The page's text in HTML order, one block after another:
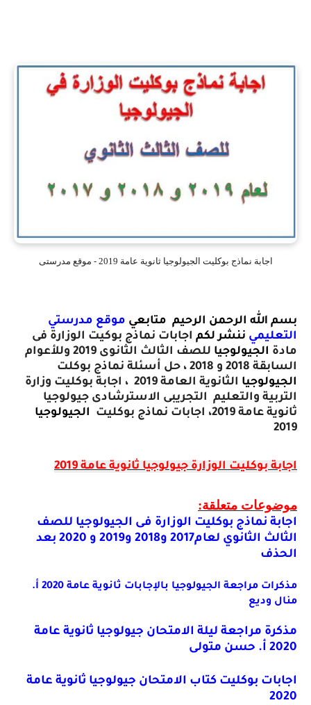
اجابة نماذج بوكليت الجيولوجيا ثانوية عامة 2019 - موقع مدرستى
بسم الله الرحمن الرحيم متابعي موقع مدرستي
التعليمي ننشر لكم اجابات نماذج بوكيت الوزارة فى
مادة الجيولوجيا
للصف الثالث الثانوى 2019 وللأعوام
السابقة 2018 و 2018 ، حل أسئلة نماذج بوكلت
الجيولوجيا الثانوية العامة 2019 ، اجابة بوكليت وزارة
التربية والتعليم التجريبى الاسترشادى جيولوجيا
ثانوية عامة 2019، اجابات نماذج بوكليت
الجيولوجيا
2019
اجابة بوكليت الوزارة جيولوجيا ثانوية عامة 2019
موضوعات متعلقة:
اجابة نماذج بوكليت الوزارة فى الجيولوجيا للصف
الثالث الثانوي لعام2017 و2018 و2019 و 2020 بعد
الحذف
مذكرات مراجعة الجيولوجيا بالإجابات ثانوية عامة 2020 أ.
منال وديع
مذكرة مراجعة ليلة الامتحان جيولوجيا ثانوية عامة
2020 أ. حسن متولى
اجابات بوكليت كتاب الامتحان جيولوجيا ثانوية عامة
2020